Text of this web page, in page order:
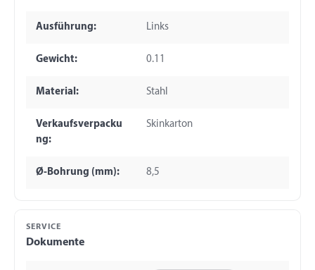
Ausführung: Links
Gewicht: 0.11
Material: Stahl
Verkaufsverpacku
ng:
Skinkarton
Ø-Bohrung (mm): 8,5
SERVICE
Dokumente